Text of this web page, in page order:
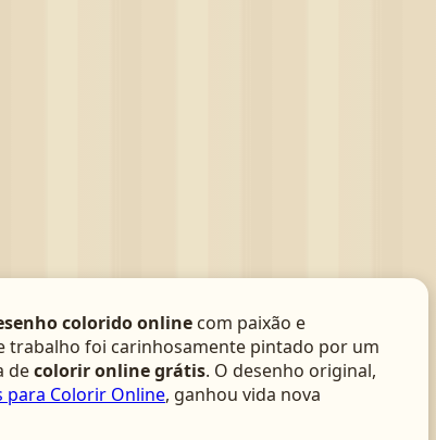
colorido online com paixão e
trabalho foi carinhosamente pintado por um
decolorir online grátis. O desenho original,
para Colorir Online, ganhou vida nova